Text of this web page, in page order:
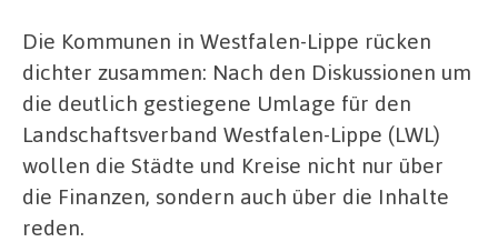
Die Kommunen in Westfalen-Lippe rücken
dichter zusammen: Nach den Diskussionen um
die deutlich gestiegene Umlage für den
Landschaftsverband Westfalen-Lippe (LWL)
wollen die Städte und Kreise nicht nur über
die Finanzen, sondern auch über die Inhalte
reden.